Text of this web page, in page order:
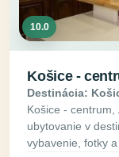
10.0
Košice -
Destinácia:
Košice - centrum,
ubytovanie v
vybavenie, fotky